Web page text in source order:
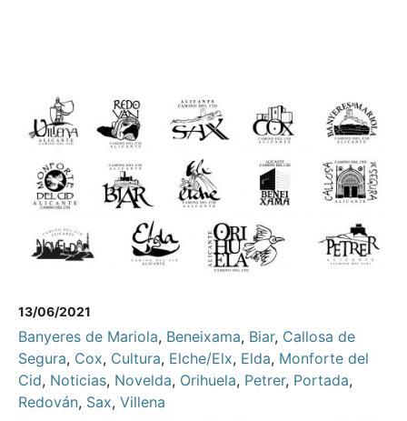
13/06/2021
Banyeres de Mariola, Beneixama, Biar, Callosa de
Segura, Cox, Cultura, Elche/Elx, Elda, Monforte del
Cid, Noticias, Novelda, Orihuela, Petrer, Portada,
Redován, Sax, Villena